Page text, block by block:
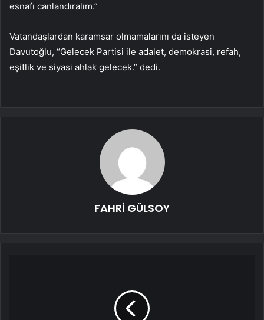
esnafı canlandıralım.”
Vatandaşlardan karamsar olmamalarını da isteyen
Davutoğlu, “Gelecek Partisi ile adalet, demokrasi, refah,
eşitlik ve siyasi ahlak gelecek.” dedi.
FAHRİ GÜLSOY